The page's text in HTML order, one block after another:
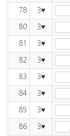
78
3♥
80
3♥
81
3♥
82
3♥
83
3♥
84
3♥
85
3♥
86
3♥